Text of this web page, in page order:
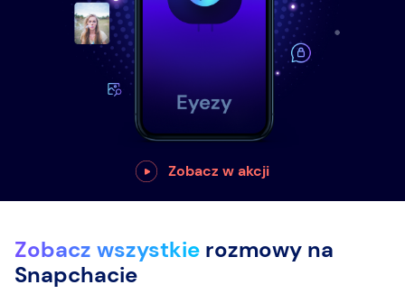
Zobacz w akcji
Zobacz wszystkie rozmowy na
Snapchacie